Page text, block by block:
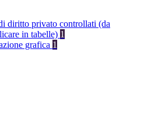
diritto privato controllati (da
in tabelle) 1
grafica 1